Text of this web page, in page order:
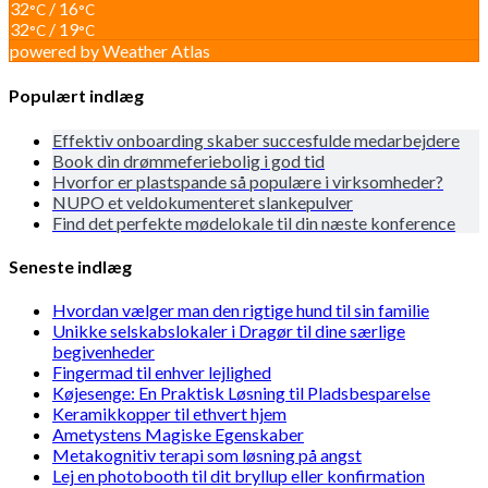
32°C / 16°C
32°C / 19°C
powered byWeather Atlas
Populært indlæg
Effektiv onboarding skaber succesfulde medarbejdere
Book din drømmeferiebolig i god tid
Hvorfor er plastspande så populære i virksomheder?
NUPO et veldokumenteret slankepulver
Find det perfekte mødelokale til din næste konference
Seneste indlæg
Hvordan vælger man den rigtige hund til sin familie
Unikke selskabslokaler i Dragør til dine særlige
begivenheder
Fingermad til enhver lejlighed
Køjesenge: En Praktisk Løsning til Pladsbesparelse
Keramikkopper til ethvert hjem
Ametystens Magiske Egenskaber
Metakognitiv terapi som løsning på angst
Lej en photobooth til dit bryllup eller konfirmation